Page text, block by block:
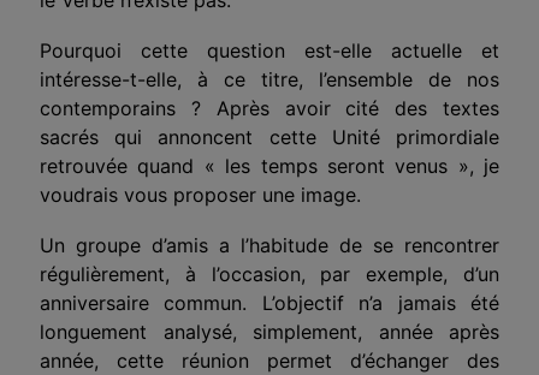
Pourquoi cette question est-elle actuelle et
intéresse-t-elle, à ce titre, l’ensemble de nos
contemporains ? Après avoir cité des textes
sacrés qui annoncent cette Unité primordiale
retrouvée quand « les temps seront venus », je
voudrais vous proposer une image.
Un groupe d’amis a l’habitude de se rencontrer
réguliè­rement, à l’occasion, par exemple, d’un
anniversaire commun. L’objectif n’a jamais été
longuement analysé, simplement, année après
année, cette réunion permet d’échanger des